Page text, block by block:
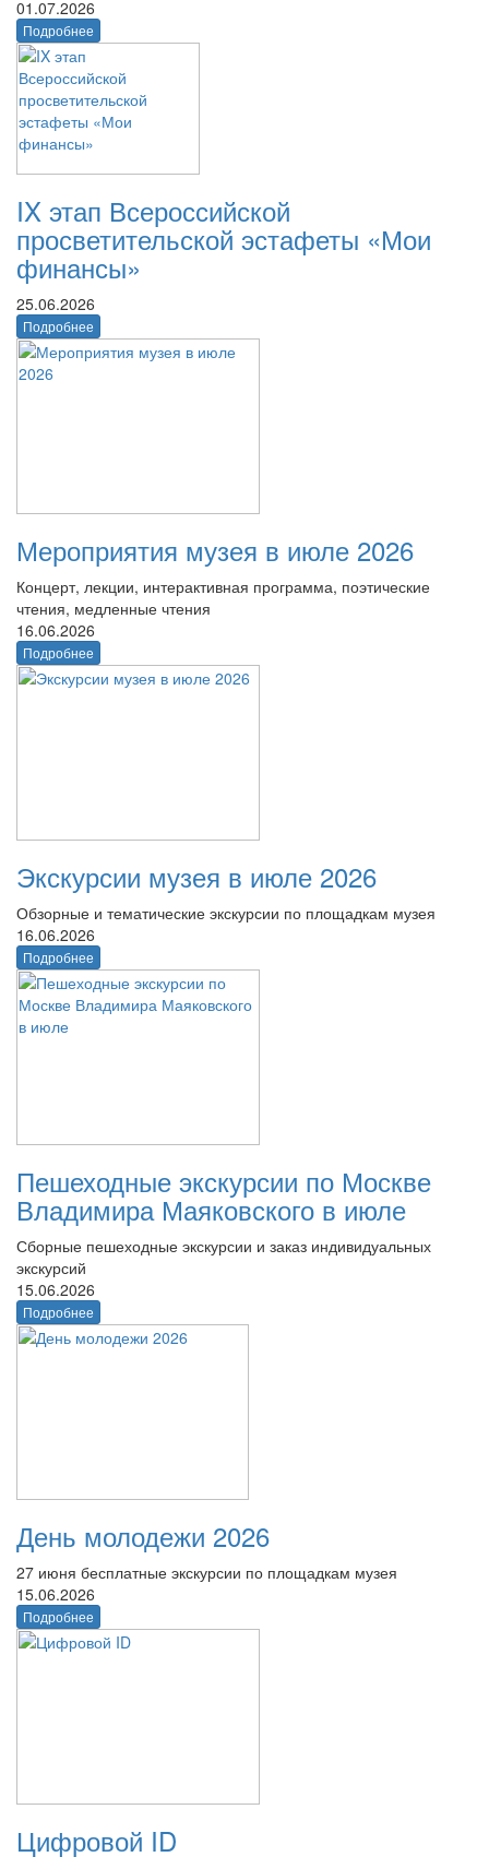
01.07.2026
Подробнее
IX этап Всероссийской
просветительской эстафеты «Мои
финансы»
25.06.2026
Подробнее
Мероприятия музея в июле 2026
Концерт, лекции, интерактивная программа, поэтические
чтения, медленные чтения
16.06.2026
Подробнее
Экскурсии музея в июле 2026
Обзорные и тематические экскурсии по площадкам музея
16.06.2026
Подробнее
Пешеходные экскурсии по Москве
Владимира Маяковского в июле
Сборные пешеходные экскурсии и заказ индивидуальных
экскурсий
15.06.2026
Подробнее
День молодежи 2026
27 июня бесплатные экскурсии по площадкам музея
15.06.2026
Подробнее
Цифровой ID